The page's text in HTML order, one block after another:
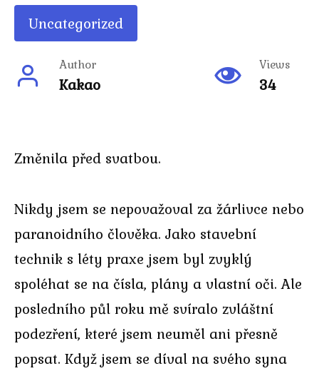
Uncategorized
Author
Kakao
Views
34
Změnila před svatbou.
Nikdy jsem se nepovažoval za žárlivce nebo
paranoidního člověka. Jako stavební
technik s léty praxe jsem byl zvyklý
spoléhat se na čísla, plány a vlastní oči. Ale
posledního půl roku mě svíralo zvláštní
podezření, které jsem neuměl ani přesně
popsat. Když jsem se díval na svého syna